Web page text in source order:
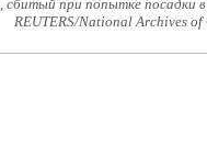
сбитый при попытке
REUTERS/National Archives of